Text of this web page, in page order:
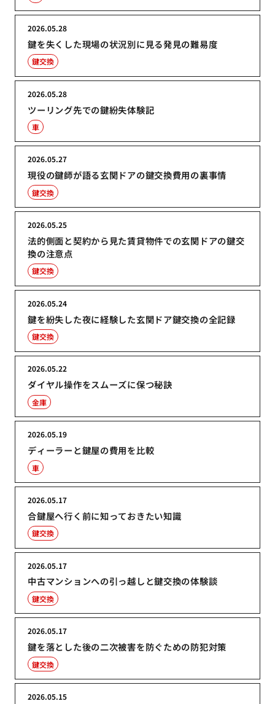
鍵を失くした現場の状況別に見る発見の難易度
2026.05.28
鍵交換
ツーリング先での鍵紛失体験記
2026.05.28
車
現役の鍵師が語る玄関ドアの鍵交換費用の裏事情
2026.05.27
鍵交換
法的側面と契約から見た賃貸物件での玄関ドアの鍵交
換の注意点
2026.05.25
鍵交換
鍵を紛失した夜に経験した玄関ドア鍵交換の全記録
2026.05.24
鍵交換
ダイヤル操作をスムーズに保つ秘訣
2026.05.22
金庫
ディーラーと鍵屋の費用を比較
2026.05.19
車
合鍵屋へ行く前に知っておきたい知識
2026.05.17
鍵交換
中古マンションへの引っ越しと鍵交換の体験談
2026.05.17
鍵交換
鍵を落とした後の二次被害を防ぐための防犯対策
2026.05.17
鍵交換
2026.05.15